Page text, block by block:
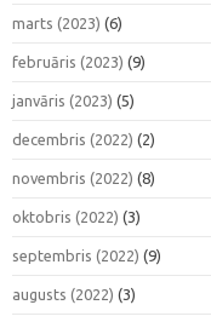
marts (2023) (6)
februāris (2023) (9)
janvāris (2023) (5)
decembris (2022) (2)
novembris (2022) (8)
oktobris (2022) (3)
septembris (2022) (9)
augusts (2022) (3)